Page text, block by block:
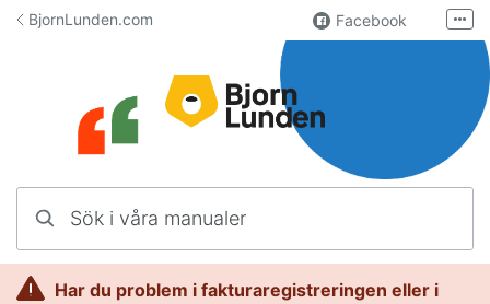
Hoppa till innehåll
BjornLunden.com Facebook
Användargrupp
Kontakta oss
Fler
Har du problem i fakturaregistreringen eller i